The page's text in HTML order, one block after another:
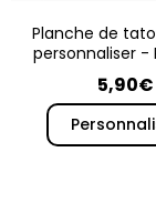
Planche de
personnaliser -
5,90€